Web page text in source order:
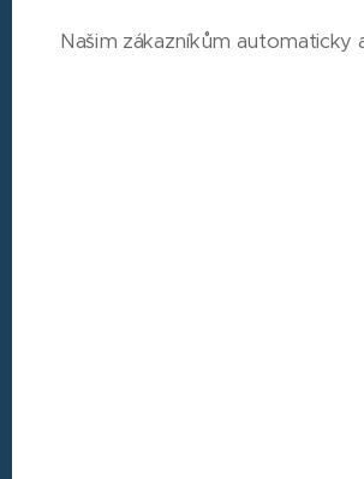
Našim zákazníkům